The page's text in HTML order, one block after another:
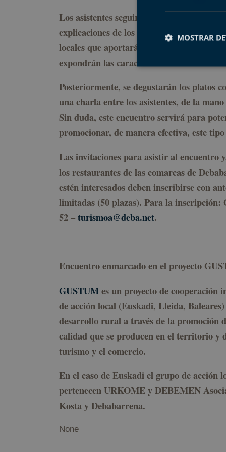
Los asistentes seguirán paso a paso la
explicaciones de los chefs. Además, se
locales que aportarán sus productos para
expondrán las características de cada uno
Posteriormente, se degustarán los platos
una charla entre los asistentes, de la
Sin duda, este encuentro servirá para
promocionar, de manera efectiva, este
Las invitaciones para asistir al encuentro
los restaurantes de las comarcas de
estén interesados deben inscribirse con
limitadas (50 plazas). Para la inscripción:
52 –turismoa@deba.net.
Encuentro enmarcado en el proyecto
GUSTUMes un proyecto de
de acción local (Euskadi, Lleida,
desarrollo rural a través de la promoción
calidad que se producen en el territorio y
turismo y el comercio.
En el caso de Euskadi el grupo de acción
pertenecen URKOME y DEBEMEN
Kosta y Debabarrena.
None
MOSTRAR
Cookies
Las cookies
gestión de cuentas.
_ga
_ga_Y4BJK5GX3B
Nombre
YSC
sessionid
messages
Nombre
__Secure-YNID